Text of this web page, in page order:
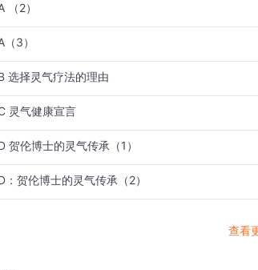
（2）
3）
选择灵气疗法的理由
灵气健康宣言
贺伦博士的灵气传承（1）
：贺伦博士的灵气传承（2）
查看